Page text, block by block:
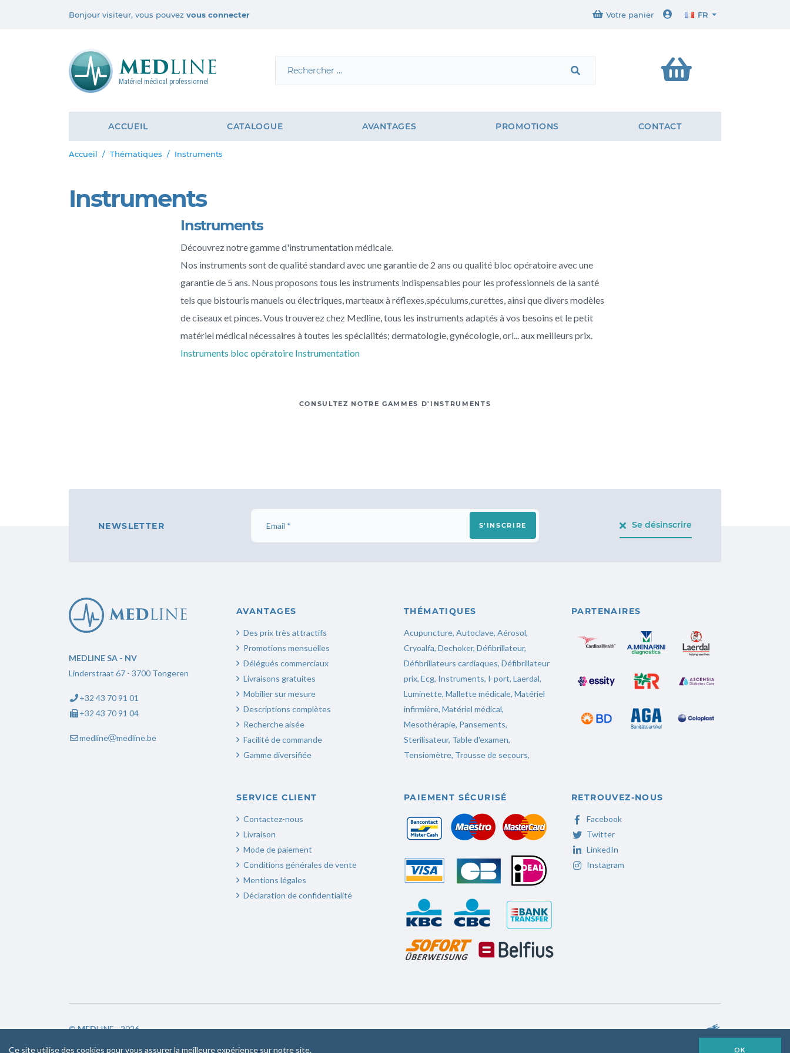
Ce site utilise des cookies pour vous assurer la meilleure expérience sur notre site. OK
Bonjour visiteur, vous pouvez vous connecter
Matériel médical professionnel
ACCUEIL CATALOGUE AVANTAGES PROMOTIONS CONTACT
Votre panier FR
Accueil Thématiques Instruments
Instruments
Instruments
Découvrez notre gamme d'instrumentation médicale.
Nos instruments sont de qualité standard avec une garantie de 2 ans ou qualité bloc opératoire avec une
garantie de 5 ans. Nous proposons tous les instruments indispensables pour les professionnels de la santé
tels que bistouris manuels ou électriques, marteaux à réflexes,spéculums,curettes, ainsi que divers modèles
de ciseaux et pinces. Vous trouverez chez Medline, tous les instruments adaptés à vos besoins et le petit
matériel médical nécessaires à toutes les spécialités; dermatologie, gynécologie, orl... aux meilleurs prix.
Instruments bloc opératoire Instrumentation
CONSULTEZ NOTRE GAMMES D'INSTRUMENTS
NEWSLETTER S'INSCRIRE Se désinscrire
Replica Rolex
MEDLINE SA - NV
Linderstraat 67 - 3700 Tongeren
+32 43 70 91 01
+32 43 70 91 04
medline medline.be
AVANTAGES
Des prix très attractifs
Promotions mensuelles
Délégués commerciaux
Livraisons gratuites
Mobilier sur mesure
Descriptions complètes
Recherche aisée
Facilité de commande
Gamme diversifiée
THÉMATIQUES
Acupuncture, Autoclave, Aérosol,
Cryoalfa, Dechoker, Défibrillateur,
Défibrillateurs cardiaques, Défibrillateur
prix, Ecg, Instruments, I-port, Laerdal,
Luminette, Mallette médicale, Matériel
infirmière, Matériel médical,
Mesothérapie, Pansements,
Sterilisateur, Table d'examen,
Tensiomètre, Trousse de secours,
PARTENAIRES
SERVICE CLIENT
Contactez-nous
Livraison
Mode de paiement
Conditions générales de vente
Mentions légales
Déclaration de confidentialité
PAIEMENT SÉCURISÉ RETROUVEZ-NOUS
Facebook
Twitter
LinkedIn
Instagram
©MEDLINE - 2026